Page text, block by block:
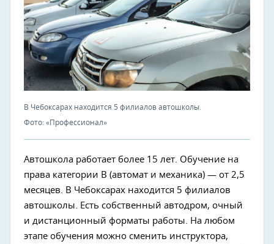
В Чебоксарах находится 5 филиалов автошколы.
Фото: «Профессионал»
Автошкола работает более 15 лет. Обучение на
права категории В (автомат и механика) — от 2,5
месяцев. В Чебоксарах находится 5 филиалов
автошколы. Есть собственный автодром, очный
и дистанционный форматы работы. На любом
этапе обучения можно сменить инструктора,